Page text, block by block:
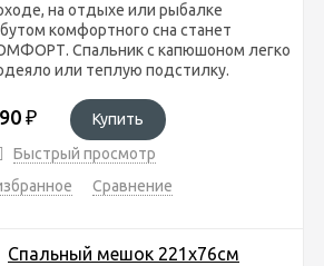
на отдыхе или рыбалке
комфортного сна станет
Спальник с капюшоном легко
или теплую подстилку.
₽
Купить
Быстрый просмотр
Сравнение
Спальный мешок 221х76см